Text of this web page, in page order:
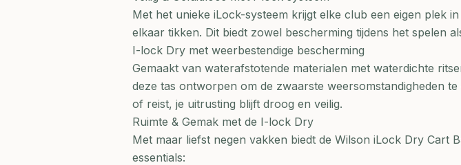
Met het unieke iLock-systeem krijgt elke club een eigen plek
elkaar tikken. Dit biedt zowel bescherming tijdens het spelen
I-lock Dry met weerbestendige bescherming
Gemaakt van waterafstotende materialen met waterdichte
deze tas ontworpen om de zwaarste weersomstandigheden
of reist, je uitrusting blijft droog en veilig.
Ruimte & Gemak met de I-lock Dry
Met maar liefst negen vakken biedt de Wilson iLock Dry Cart
essentials: